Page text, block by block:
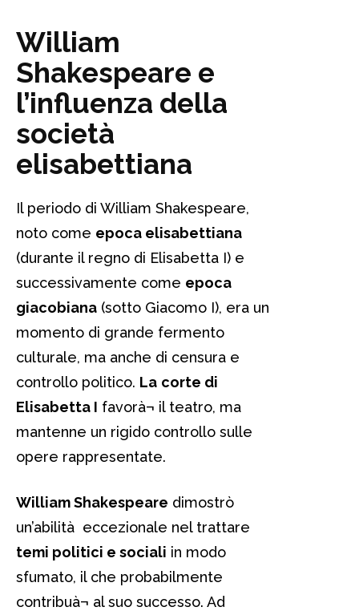
William
Shakespeare e
l’influenza della
società
elisabettiana
Il periodo di William Shakespeare,
noto come epoca elisabettiana
(durante il regno di Elisabetta I) e
successivamente come epoca
giacobiana (sotto Giacomo I), era un
momento di grande fermento
culturale, ma anche di censura e
controllo politico. La corte di
Elisabetta I favorà¬ il teatro, ma
mantenne un rigido controllo sulle
opere rappresentate.
William Shakespeare dimostrò
un’abilità eccezionale nel trattare
temi politici e sociali in modo
sfumato, il che probabilmente
contribuà¬ al suo successo. Ad